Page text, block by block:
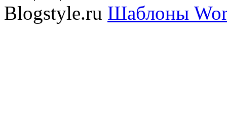
Blogstyle.ru Шаблоны